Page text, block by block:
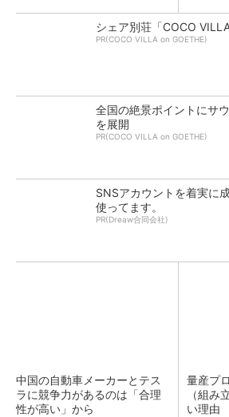
シェア別荘「COCO
PR(COCO VILLA on GOETHE)
全国の絶景ポイントにサ
を展開
PR(COCO VILLA on GOETHE)
SNSアカウントを着実に
使ってます。
PR(Dreaw合同会社)
中国の自動車メーカーとテス
ラに競争力があるのは「合理
性が高い」から
量産プ
（組み
い理由